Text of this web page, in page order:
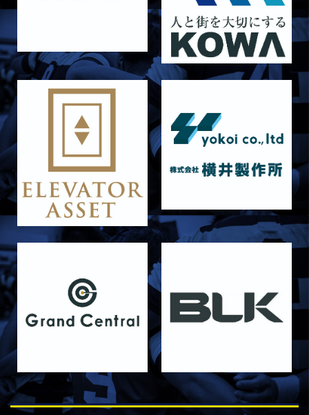
ラストイヤーにかける想い-石岡泰一-
STAFF blog
ラストイヤーにかける想い-芦塚悠大-
2026/07/25
STAFF blog
ラストイヤーにかける想い-青田宗久-
TOPICS
チーム理念・コアバリュー再定義のお知らせ
2026/07/01
TOPICS
2026年度 春シーズン終了のお知らせ
2026/06/27
STAFF blog
6月27日 朝日大学戦
2026/06/26
STAFF blog
STAFF blog
6月21日 京都大学
2026/06/19
STAFF blog
6月20日 花園大学
STAFF blog
2026/06/16
STAFF blog
6月13日 名城大学